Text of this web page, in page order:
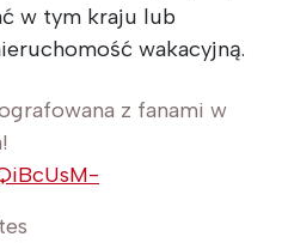
w tym kraju lub
wakacyjną.
z fanami w